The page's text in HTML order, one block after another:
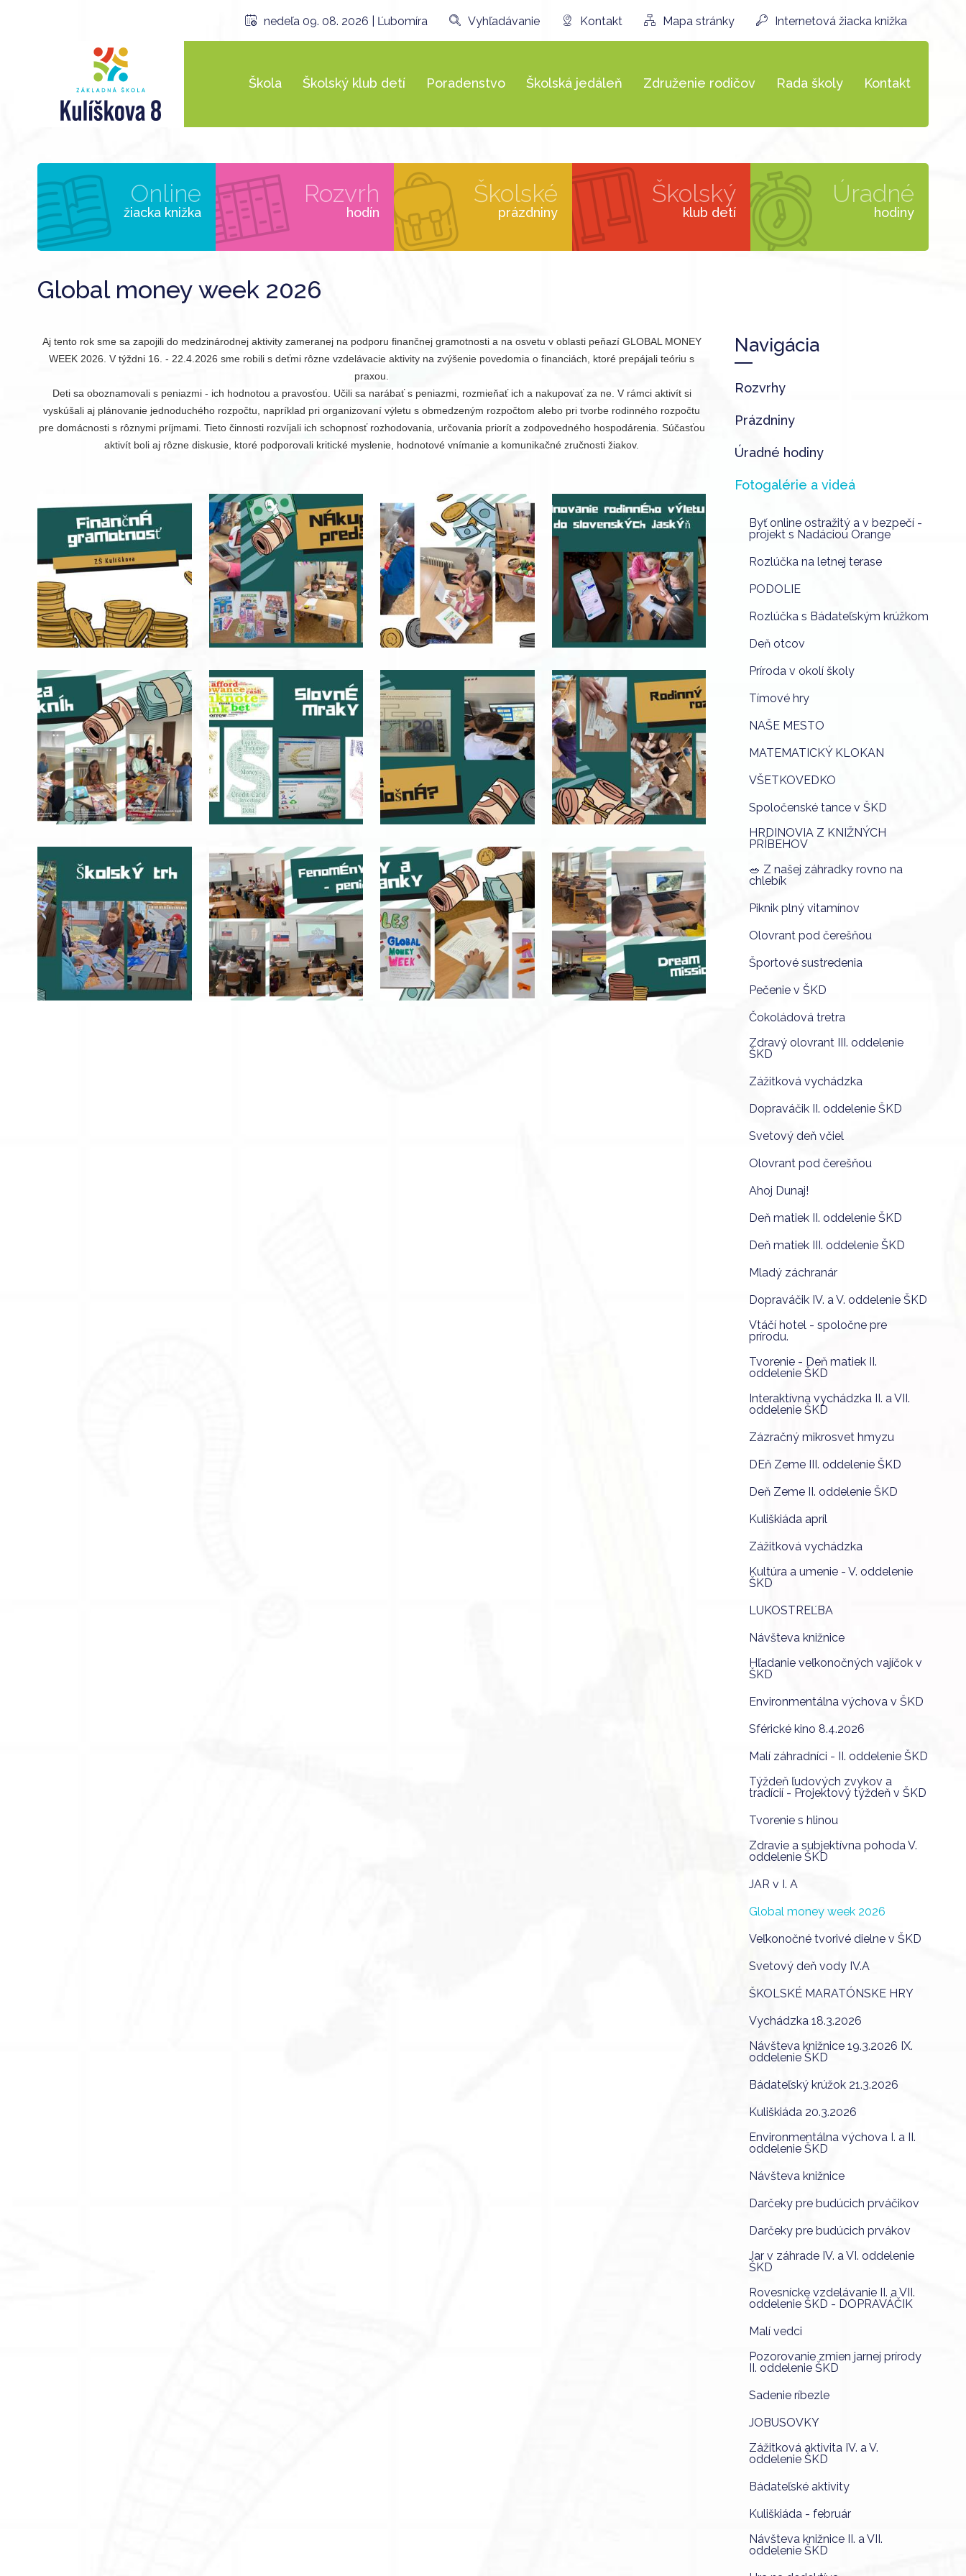
nedeľa 09. 08. 2026 | Ľubomíra Vyhľadávanie Kontakt Mapa stránky Internetová žiacka knižka
Škola Školský klub detí Poradenstvo Školská jedáleň Združenie rodičov Rada školy Kontakt
Online
žiacka knižka
Rozvrh
hodín
Školské
prázdniny
Školský
klub detí
Úradné
hodiny
Global money week 2026
Aj tento rok sme sa zapojili do medzinárodnej aktivity zameranej na podporu finančnej gramotnosti a na osvetu v oblasti peňazí GLOBAL MONEY
WEEK 2026. V týždni 16. - 22.4.2026 sme robili s deťmi rôzne vzdelávacie aktivity na zvýšenie povedomia o financiách, ktoré prepájali teóriu s
praxou.
Deti sa oboznamovali s peniazmi - ich hodnotou a pravosťou. Učili sa narábať s peniazmi, rozmieňať ich a nakupovať za ne. V rámci aktivít si
vyskúšali aj plánovanie jednoduchého rozpočtu, napríklad pri organizovaní výletu s obmedzeným rozpočtom alebo pri tvorbe rodinného rozpočtu
pre domácnosti s rôznymi príjmami. Tieto činnosti rozvíjali ich schopnosť rozhodovania, určovania priorít a zodpovedného hospodárenia. Súčasťou
aktivít boli aj rôzne diskusie, ktoré podporovali kritické myslenie, hodnotové vnímanie a komunikačné zručnosti žiakov.
Navigácia
Rozvrhy
Prázdniny
Úradné hodiny
Fotogalérie a videá
Byť online ostražitý a v bezpečí -
projekt s Nadáciou Orange
Rozlúčka na letnej terase
PODOLIE
Rozlúčka s Bádateľským krúžkom
Deň otcov
Príroda v okolí školy
Tímové hry
NAŠE MESTO
MATEMATICKÝ KLOKAN
VŠETKOVEDKO
Spoločenské tance v ŠKD
HRDINOVIA Z KNIŽNÝCH
PRÍBEHOV
🥗 Z našej záhradky rovno na
chlebík
Piknik plný vitamínov
Olovrant pod čerešňou
Športové sustredenia
Pečenie v ŠKD
Čokoládová tretra
Zdravý olovrant III. oddelenie
ŠKD
Zážitková vychádzka
Dopraváčik II. oddelenie ŠKD
Svetový deň včiel
Olovrant pod čerešňou
Ahoj Dunaj!
Deň matiek II. oddelenie ŠKD
Deň matiek III. oddelenie ŠKD
Mladý záchranár
Dopraváčik IV. a V. oddelenie ŠKD
Vtáčí hotel - spoločne pre
prírodu.
Tvorenie - Deň matiek II.
oddelenie ŠKD
Interaktívna vychádzka II. a VII.
oddelenie ŠKD
Zázračný mikrosvet hmyzu
DEň Zeme III. oddelenie ŠKD
Deň Zeme II. oddelenie ŠKD
Kuliškiáda apríl
Zážitková vychádzka
Kultúra a umenie - V. oddelenie
ŠKD
LUKOSTREĽBA
Návšteva knižnice
Hľadanie veľkonočných vajíčok v
ŠKD
Environmentálna výchova v ŠKD
Sférické kino 8.4.2026
Malí záhradníci - II. oddelenie ŠKD
Týždeň ľudových zvykov a
tradícií - Projektový týždeň v ŠKD
Tvorenie s hlinou
Zdravie a subjektívna pohoda V.
oddelenie ŠKD
JAR v I. A
Global money week 2026
Veľkonočné tvorivé dielne v ŠKD
Svetový deň vody IV.A
ŠKOLSKÉ MARATÓNSKE HRY
Vychádzka 18.3.2026
Návšteva knižnice 19.3.2026 IX.
oddelenie ŠKD
Bádateľský krúžok 21.3.2026
Kuliškiáda 20.3.2026
Environmentálna výchova I. a II.
oddelenie ŠKD
Návšteva knižnice
Darčeky pre budúcich prváčikov
Darčeky pre budúcich prvákov
Jar v záhrade IV. a VI. oddelenie
ŠKD
Rovesnícke vzdelávanie II. a VII.
oddelenie ŠKD - DOPRAVÁČIK
Malí vedci
Pozorovanie zmien jarnej prírody
II. oddelenie ŠKD
Sadenie ríbezle
JOBUSOVKY
Zážitková aktivita IV. a V.
oddelenie ŠKD
Bádateľské aktivity
Kuliškiáda - február
Návšteva knižnice II. a VII.
oddelenie ŠKD